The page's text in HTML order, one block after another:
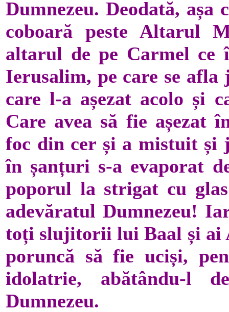
Dumnezeu. Deodată,
coboară peste Altarul
altarul de pe Carmel ce
Ierusalim, pe care se
care l-a așezat acolo și
Care avea să fie așezat
foc din cer și a mistuit și
în șanțuri s-a evaporat
poporul la strigat cu
adevăratul Dumnezeu!
toți slujitorii lui Baal și ai
poruncă să fie uciși,
idolatrie, abătându-l
Dumnezeu.